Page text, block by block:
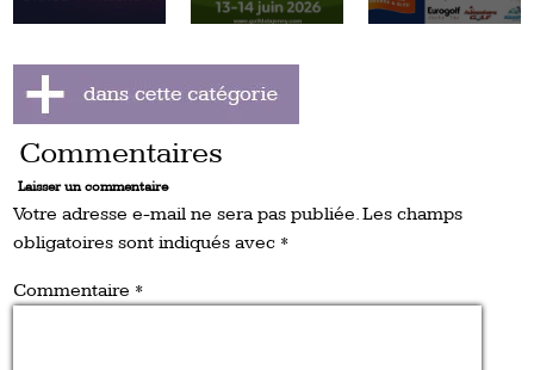
Commentaires
Laisser un commentaire
Votre adresse e-mail ne sera pas publiée.Les champs
obligatoires sont indiqués avec *
Commentaire *